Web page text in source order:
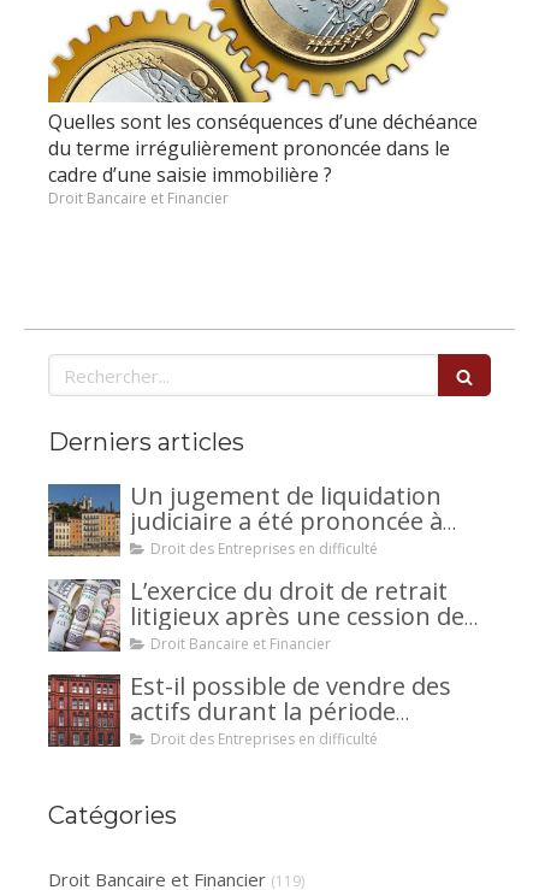
Quelles sont les conséquences d’une déchéance
du terme irrégulièrement prononcée dans le
cadre d’une saisie immobilière ?
Droit Bancaire et Financier
Rechercher
Derniers articles
Un jugement de liquidation
judiciaire a été prononcée à
votre encontre : comment
Droit des Entreprises en difficulté
L’exercice du droit de retrait
litigieux après une cession de
créance : un mécanisme
la caution.
Droit Bancaire et Financier
Est-il possible de vendre des
actifs durant la période
d’observation d’un
Droit des Entreprises en difficulté
Catégories
Droit Bancaire et Financier (119)